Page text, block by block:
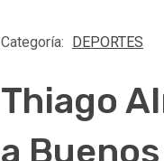
Categoría: DEPORTES
Thiago
a